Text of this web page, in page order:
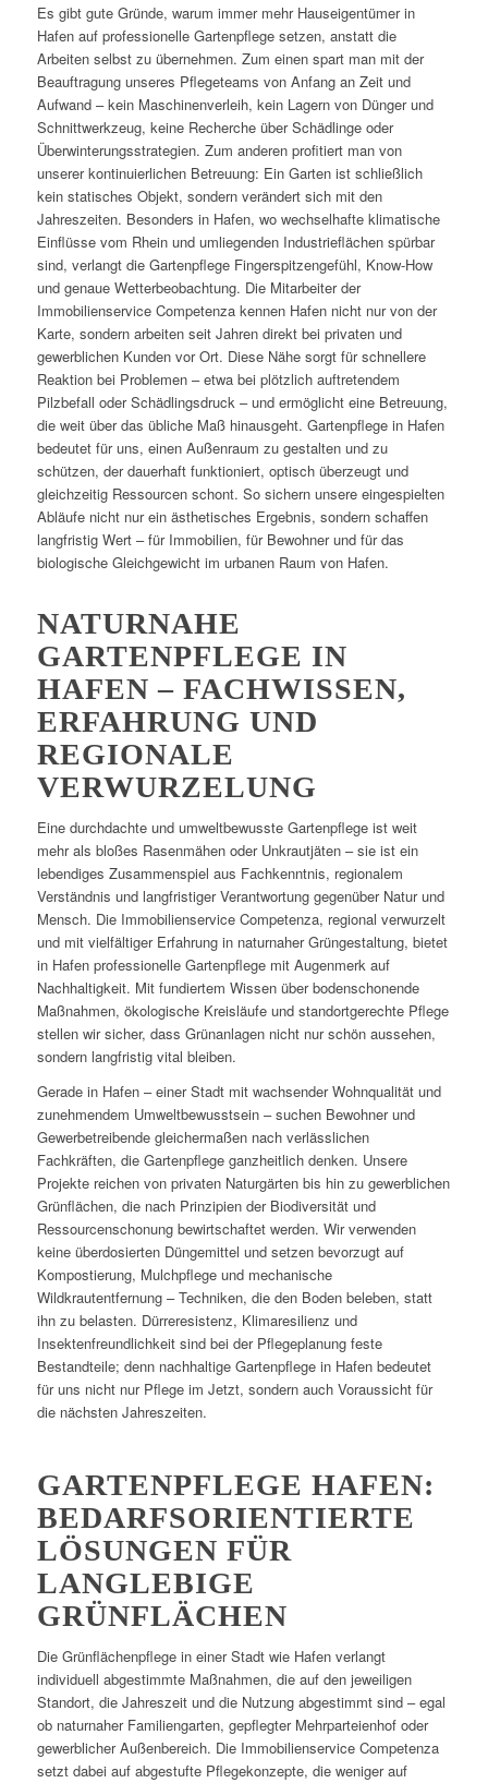
Es gibt gute Gründe, warum immer mehr Hauseigentümer in
Hafen auf professionelle Gartenpflege setzen, anstatt die
Arbeiten selbst zu übernehmen. Zum einen spart man mit der
Beauftragung unseres Pflegeteams von Anfang an Zeit und
Aufwand – kein Maschinenverleih, kein Lagern von Dünger und
Schnittwerkzeug, keine Recherche über Schädlinge oder
Überwinterungsstrategien. Zum anderen profitiert man von
unserer kontinuierlichen Betreuung: Ein Garten ist schließlich
kein statisches Objekt, sondern verändert sich mit den
Jahreszeiten. Besonders in Hafen, wo wechselhafte klimatische
Einflüsse vom Rhein und umliegenden Industrieflächen spürbar
sind, verlangt die Gartenpflege Fingerspitzengefühl, Know-How
und genaue Wetterbeobachtung. Die Mitarbeiter der
Immobilienservice Competenza kennen Hafen nicht nur von der
Karte, sondern arbeiten seit Jahren direkt bei privaten und
gewerblichen Kunden vor Ort. Diese Nähe sorgt für schnellere
Reaktion bei Problemen – etwa bei plötzlich auftretendem
Pilzbefall oder Schädlingsdruck – und ermöglicht eine Betreuung,
die weit über das übliche Maß hinausgeht. Gartenpflege in Hafen
bedeutet für uns, einen Außenraum zu gestalten und zu
schützen, der dauerhaft funktioniert, optisch überzeugt und
gleichzeitig Ressourcen schont. So sichern unsere eingespielten
Abläufe nicht nur ein ästhetisches Ergebnis, sondern schaffen
langfristig Wert – für Immobilien, für Bewohner und für das
biologische Gleichgewicht im urbanen Raum von Hafen.
NATURNAHE
GARTENPFLEGE IN
HAFEN – FACHWISSEN,
ERFAHRUNG UND
REGIONALE
VERWURZELUNG
Eine durchdachte und umweltbewusste Gartenpflege ist weit
mehr als bloßes Rasenmähen oder Unkrautjäten – sie ist ein
lebendiges Zusammenspiel aus Fachkenntnis, regionalem
Verständnis und langfristiger Verantwortung gegenüber Natur und
Mensch. Die Immobilienservice Competenza, regional verwurzelt
und mit vielfältiger Erfahrung in naturnaher Grüngestaltung, bietet
in Hafen professionelle Gartenpflege mit Augenmerk auf
Nachhaltigkeit. Mit fundiertem Wissen über bodenschonende
Maßnahmen, ökologische Kreisläufe und standortgerechte Pflege
stellen wir sicher, dass Grünanlagen nicht nur schön aussehen,
sondern langfristig vital bleiben.
Gerade in Hafen – einer Stadt mit wachsender Wohnqualität und
zunehmendem Umweltbewusstsein – suchen Bewohner und
Gewerbetreibende gleichermaßen nach verlässlichen
Fachkräften, die Gartenpflege ganzheitlich denken. Unsere
Projekte reichen von privaten Naturgärten bis hin zu gewerblichen
Grünflächen, die nach Prinzipien der Biodiversität und
Ressourcenschonung bewirtschaftet werden. Wir verwenden
keine überdosierten Düngemittel und setzen bevorzugt auf
Kompostierung, Mulchpflege und mechanische
Wildkrautentfernung – Techniken, die den Boden beleben, statt
ihn zu belasten. Dürreresistenz, Klimaresilienz und
Insektenfreundlichkeit sind bei der Pflegeplanung feste
Bestandteile; denn nachhaltige Gartenpflege in Hafen bedeutet
für uns nicht nur Pflege im Jetzt, sondern auch Voraussicht für
die nächsten Jahreszeiten.
GARTENPFLEGE HAFEN:
BEDARFSORIENTIERTE
LÖSUNGEN FÜR
LANGLEBIGE
GRÜNFLÄCHEN
Die Grünflächenpflege in einer Stadt wie Hafen verlangt
individuell abgestimmte Maßnahmen, die auf den jeweiligen
Standort, die Jahreszeit und die Nutzung abgestimmt sind – egal
ob naturnaher Familiengarten, gepflegter Mehrparteienhof oder
gewerblicher Außenbereich. Die Immobilienservice Competenza
setzt dabei auf abgestufte Pflegekonzepte, die weniger auf